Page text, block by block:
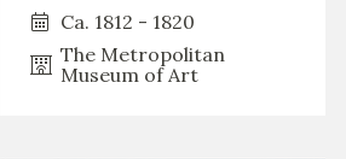
Ca. 1812 - 1820
The Metropolitan
Museum of Art